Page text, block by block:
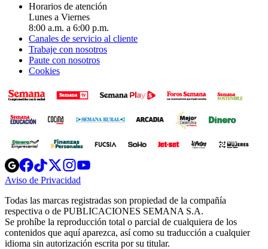
Horarios de atención
Lunes a Viernes
8:00 a.m. a 6:00 p.m.
Canales de servicio al cliente
Trabaje con nosotros
Paute con nosotros
Cookies
Opens
in
new
Opens
in
new
Opens
in
new
window
Opens
new
windowwindow
Aviso de Privacidad
new
window
Todas las marcas registradas son propiedad de la compañía
respectiva o de PUBLICACIONES SEMANA S.A.
Se prohíbe la reproducción total o parcial de cualquiera de los
contenidos que aquí aparezca, así como su traducción a cualquier
idioma sin autorización escrita por su titular.